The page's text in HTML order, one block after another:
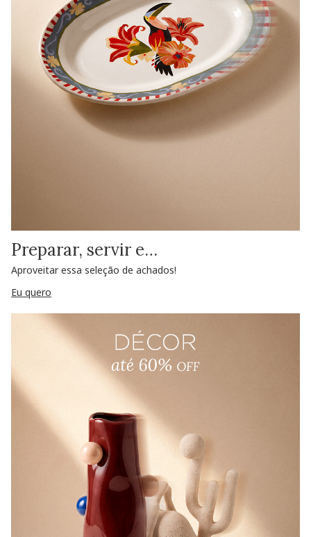
Preparar, servir e…
Aproveitar essa seleção de achados!
Eu quero